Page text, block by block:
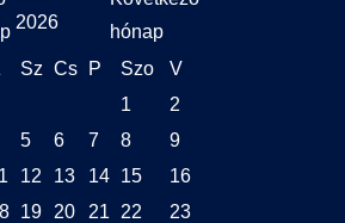
2026
Sz Cs P Szo
V
1
2
5 6 7 8
9
12 13 14 15
16
19 20 21 22
23